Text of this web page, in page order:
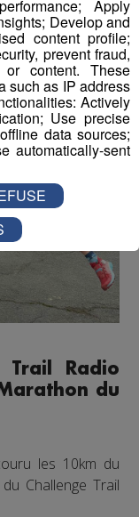
Radio
du
les 10km du
Challenge Trail
Apply
Develop and
content profile;
prevent fraud,
content. These
such as IP address
Actively
Use precise
data sources;
automatically-sent